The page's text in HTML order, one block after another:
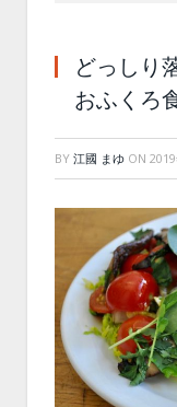
どっしり
おふくろ
BY 江國 まゆ ON